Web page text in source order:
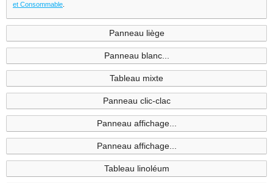
et Consommable
Panneau liège
Panneau blanc...
Tableau mixte
Panneau clic-clac
Panneau affichage...
Panneau affichage...
Tableau linoléum